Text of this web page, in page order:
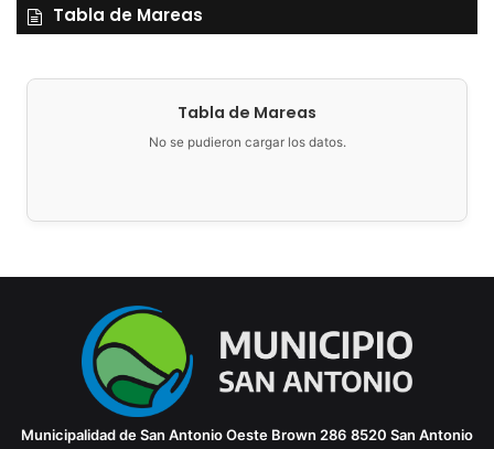
Tabla de Mareas
Tabla de Mareas
No se pudieron cargar los datos.
Municipalidad de San Antonio Oeste Brown 286 8520 San Antonio